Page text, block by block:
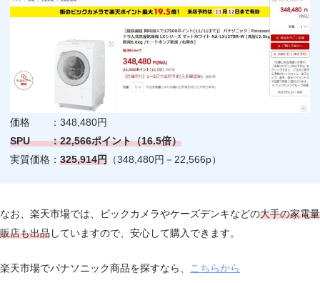
価格 ：348,480円
SPU ：22,566ポイント（16.5倍）
実質価格：325,914円 （348,480円－22,566p）
なお、楽天市場では、ビックカメラやケーズデンキなどの大手の家電量
販店も出品していますので、安心して購入できます。
楽天市場でパナソニック商品を探すなら、 こちらから